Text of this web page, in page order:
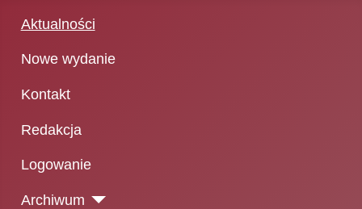
Aktualności
Nowe wydanie
Kontakt
Redakcja
Logowanie
Archiwum